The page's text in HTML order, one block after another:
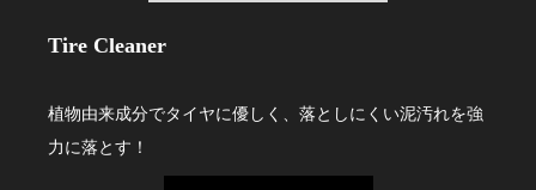
Tire Cleaner
植物由来成分でタイヤに優しく、落としにくい泥汚れを強
力に落とす！